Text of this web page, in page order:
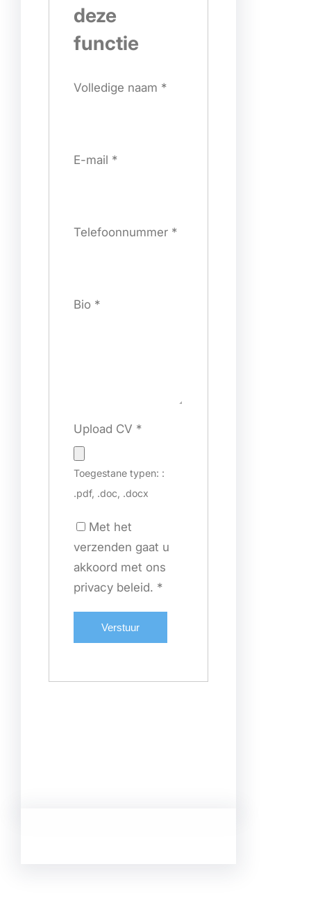
deze
functie
Volledige naam *
E-mail *
Telefoonnummer *
Bio *
Upload CV *
Toegestane typen: :
.pdf, .doc, .docx
Met het
verzenden gaat u
akkoord met ons
privacy beleid. *